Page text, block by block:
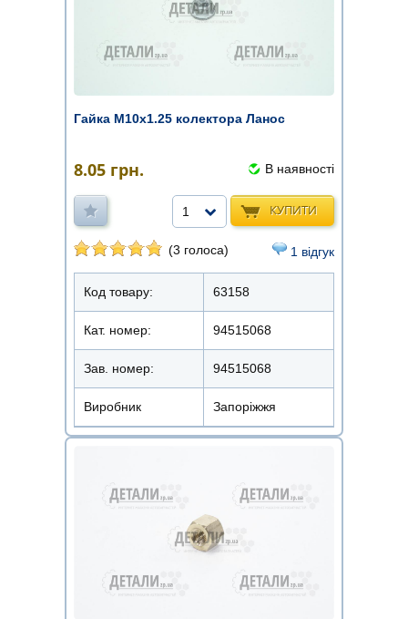
Гайка М10х1.25 колектора Ланос
8.05 грн. В наявності
КУПИТИ
1
(3 голоса) 1 відгук
Код товару: 63158
Кат. номер: 94515068
Зав. номер: 94515068
Виробник Запоріжжя